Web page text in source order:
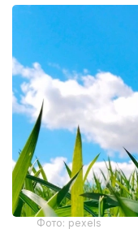
Фото: pexels